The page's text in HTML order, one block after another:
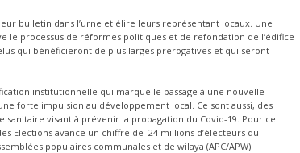
bulletin dans l’urne et élire leurs représentant locaux. Une
processus de réformes politiques et de refondation de l’édifice
qui bénéficieront de plus larges prérogatives et qui seront
institutionnelle qui marque le passage à une nouvelle
forte impulsion au développement local. Ce sont aussi, des
visant à prévenir la propagation du Covid-19. Pour ce
Elections avance un chiffre de 24 millions d’électeurs qui
populaires communales et de wilaya (APC/APW).